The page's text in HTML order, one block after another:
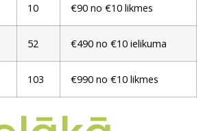
10 €90 no €10 likmes
52 €490 no €10 ielikuma
103 €990 no €10 likmes